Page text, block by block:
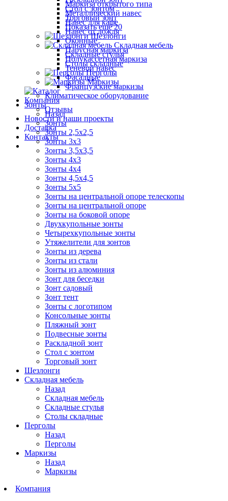
Стол с зонтом
Торговый зонт
Показать ещё 20
Шезлонги
Складная мебель
Складные стулья
Столы складные
Перголы
Маркизы
Компания
Отзывы
Новости и наши проекты
Доставка
Контакты
Маркиза открытого типа
Металлический навес
Навес для кафе
Навес от дождя
Оконные
Парусная маркиза
Полукассетная маркиза
Теневой навес
Фасадные
Французские маркизы
Климатическое оборудование
Зонты
Назад
Зонты
Зонты 2,5х2,5
Зонты 3х3
Зонты 3,5х3,5
Зонты 4х3
Зонты 4х4
Зонты 4,5х4,5
Зонты 5х5
Зонты на центральной опоре телескопы
Зонты на центральной опоре
Зонты на боковой опоре
Двухкупольные зонты
Четырехкупольные зонты
Утяжелители для зонтов
Зонты из дерева
Зонты из стали
Зонты из алюминия
Зонт для беседки
Зонт садовый
Зонт тент
Зонты с логотипом
Консольные зонты
Пляжный зонт
Подвесные зонты
Раскладной зонт
Стол с зонтом
Торговый зонт
Шезлонги
Складная мебель
Назад
Складная мебель
Складные стулья
Столы складные
Перголы
Назад
Перголы
Маркизы
Назад
Маркизы
Компания